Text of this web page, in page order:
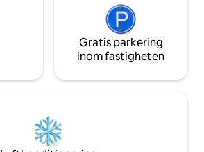
Gratis parkering
inom fastigheten